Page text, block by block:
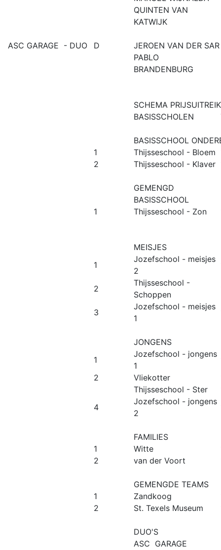
QUINTEN VAN
KATWIJK
ASC GARAGE - DUO D JEROEN VAN DER SAR
PABLO
BRANDENBURG
SCHEMA
BASISSCHOLEN
BASISSCHOOL
1
Thijsseschool - Bloem
2
Thijsseschool - Klaver
GEMENGD
BASISSCHOOL
1
Thijsseschool - Zon
MEISJES
1
Jozefschool - meisjes
2
2
Thijsseschool -
Schoppen
3
Jozefschool - meisjes
1
JONGENS
1
Jozefschool - jongens
1
2
Vliekotter
Thijsseschool - Ster
4
Jozefschool - jongens
2
FAMILIES
1
Witte
2
van der Voort
GEMENGDE TEAMS
1
Zandkoog
2
St. Texels Museum
DUO'S
ASC GARAGE